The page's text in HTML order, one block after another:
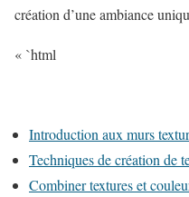
création d’une ambiance
« `html
Introduction aux murs
Techniques de création de
Combiner textures et